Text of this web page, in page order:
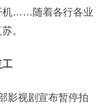
机……随着各行各业
。
工
视剧宣布暂停拍